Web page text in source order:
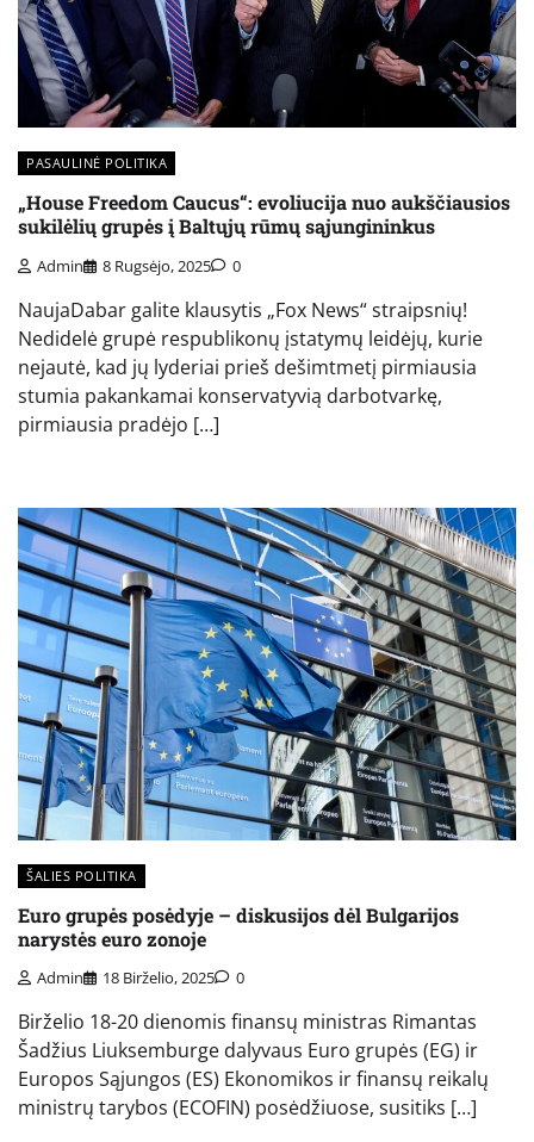
PASAULINĖ POLITIKA
„House Freedom Caucus“: evoliucija nuo aukščiausios
sukilėlių grupės į Baltųjų rūmų sąjungininkus
Admin 8 Rugsėjo, 2025 0
NaujaDabar galite klausytis „Fox News“ straipsnių!
Nedidelė grupė respublikonų įstatymų leidėjų, kurie
nejautė, kad jų lyderiai prieš dešimtmetį pirmiausia
stumia pakankamai konservatyvią darbotvarkę,
pirmiausia pradėjo […]
ŠALIES POLITIKA
Euro grupės posėdyje – diskusijos dėl Bulgarijos
narystės euro zonoje
Admin 18 Birželio, 2025 0
Birželio 18-20 dienomis finansų ministras Rimantas
Šadžius Liuksemburge dalyvaus Euro grupės (EG) ir
Europos Sąjungos (ES) Ekonomikos ir finansų reikalų
ministrų tarybos (ECOFIN) posėdžiuose, susitiks […]